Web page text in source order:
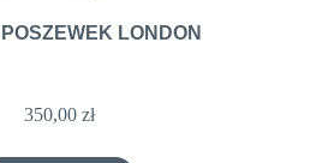
LONDON
350,00 zł